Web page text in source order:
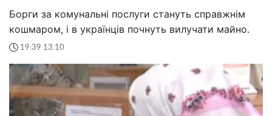
Борги за комунальні послуги стануть справжнім
кошмаром, і в українців почнуть вилучати майно.
19:39 13.10